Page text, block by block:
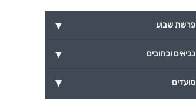
▾ פרשת שבוע
▾ נביאים וכתובים
▾ מועדים